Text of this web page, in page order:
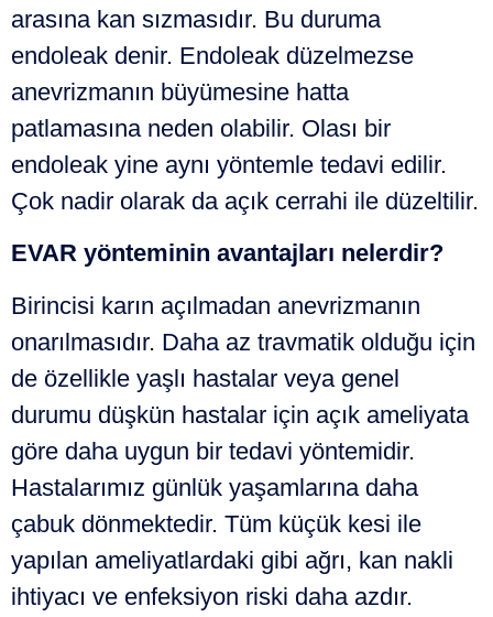
arasına kan sızmasıdır. Bu duruma
endoleak denir. Endoleak düzelmezse
anevrizmanın büyümesine hatta
patlamasına neden olabilir. Olası bir
endoleak yine aynı yöntemle tedavi edilir.
Çok nadir olarak da açık cerrahi ile düzeltilir.
EVAR yönteminin avantajları nelerdir?
Birincisi karın açılmadan anevrizmanın
onarılmasıdır. Daha az travmatik olduğu için
de özellikle yaşlı hastalar veya genel
durumu düşkün hastalar için açık ameliyata
göre daha uygun bir tedavi yöntemidir.
Hastalarımız günlük yaşamlarına daha
çabuk dönmektedir. Tüm küçük kesi ile
yapılan ameliyatlardaki gibi ağrı, kan nakli
ihtiyacı ve enfeksiyon riski daha azdır.